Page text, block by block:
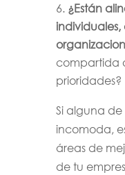
¿Están
compartida
prioridades?
Si alguna
incomoda,
áreas de
de tu